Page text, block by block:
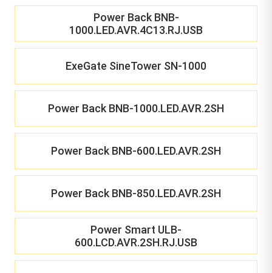
Power Back BNB-
1000.LED.AVR.4C13.RJ.USB
ExeGate SineTower SN-1000
Power Back BNB-1000.LED.AVR.2SH
Power Back BNB-600.LED.AVR.2SH
Power Back BNB-850.LED.AVR.2SH
Power Smart ULB-
600.LCD.AVR.2SH.RJ.USB